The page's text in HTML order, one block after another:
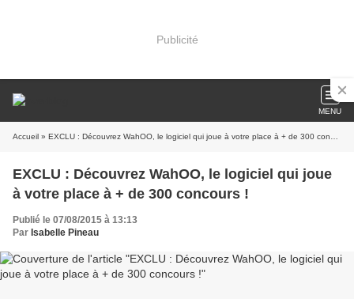
Publicité
MENU
Accueil » EXCLU : Découvrez WahOO, le logiciel qui joue à votre place à + de 300 concours !
EXCLU : Découvrez WahOO, le logiciel qui joue
à votre place à + de 300 concours !
Publié le 07/08/2015 à 13:13
Par Isabelle Pineau